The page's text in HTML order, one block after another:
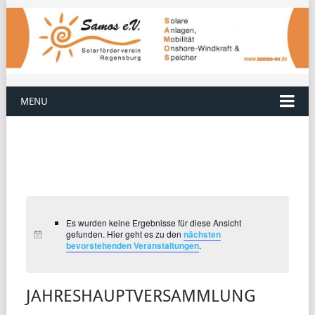
MENU
Es wurden keine Ergebnisse für diese Ansicht
gefunden. Hier geht es zu den nächsten
bevorstehenden Veranstaltungen.
JAHRESHAUPTVERSAMMLUNG